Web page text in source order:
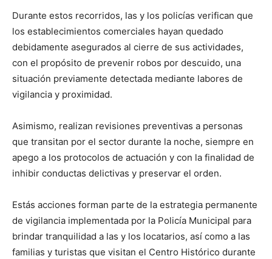
Durante estos recorridos, las y los policías verifican que
los establecimientos comerciales hayan quedado
debidamente asegurados al cierre de sus actividades,
con el propósito de prevenir robos por descuido, una
situación previamente detectada mediante labores de
vigilancia y proximidad.
Asimismo, realizan revisiones preventivas a personas
que transitan por el sector durante la noche, siempre en
apego a los protocolos de actuación y con la finalidad de
inhibir conductas delictivas y preservar el orden.
Estás acciones forman parte de la estrategia permanente
de vigilancia implementada por la Policía Municipal para
brindar tranquilidad a las y los locatarios, así como a las
familias y turistas que visitan el Centro Histórico durante